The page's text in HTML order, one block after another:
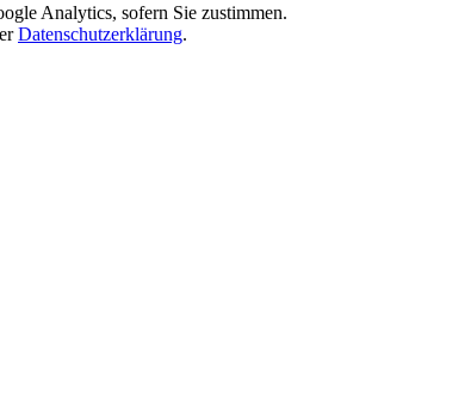
Analytics, sofern Sie zustimmen.
Datenschutzerklärung.